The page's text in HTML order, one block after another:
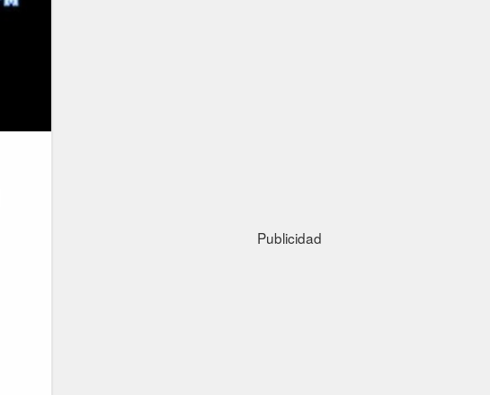
Publicidad